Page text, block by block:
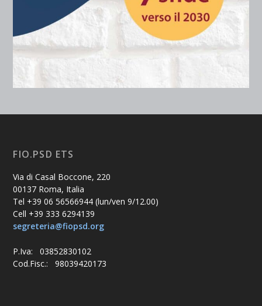
FIO.PSD ETS
Via di Casal Boccone, 220
00137 Roma, Italia
Tel +39 06 56566944 (lun/ven 9/12.00)
Cell +39 333 6294139
segreteria@fiopsd.org
P.Iva: 03852830102
Cod.Fisc.: 98039420173